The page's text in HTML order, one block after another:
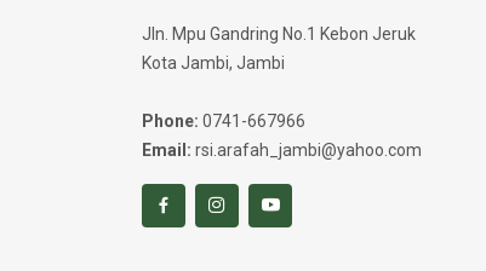
Jln. Mpu Gandring No.1 Kebon Jeruk
Kota Jambi, Jambi
Phone: 0741-667966
Email: rsi.arafah_jambi@yahoo.com